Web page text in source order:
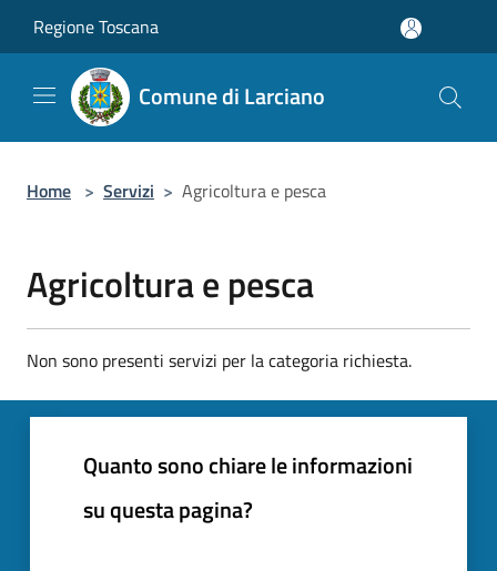
Regione Toscana
Comune di Larciano
Home > Servizi > Agricoltura e pesca
Agricoltura e pesca
Non sono presenti servizi per la categoria richiesta.
Quanto sono chiare le informazioni
su questa pagina?